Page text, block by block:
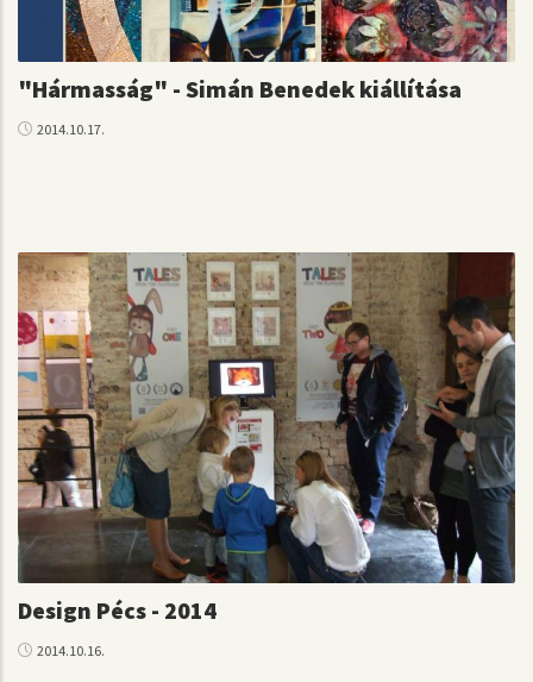
"Hármasság" - Simán Benedek kiállítása
2014.10.17.
Design Pécs - 2014
2014.10.16.